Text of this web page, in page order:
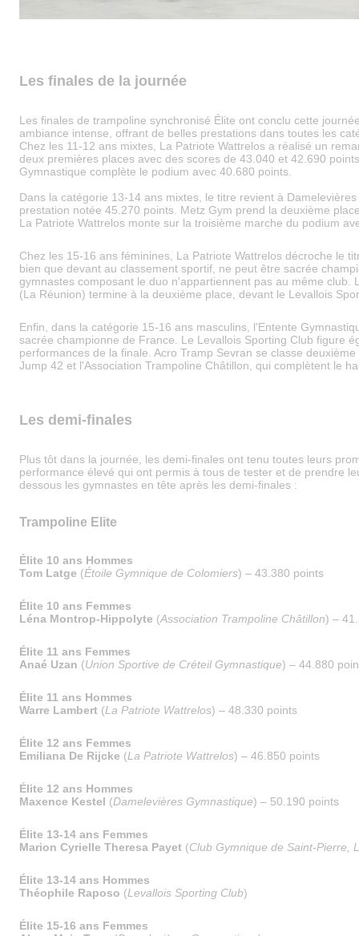
Les finales de la journée
Les finales de trampoline synchronisé Élite ont conclu cette
ambiance intense, offrant de belles prestations dans toutes les
Chez les 11-12 ans mixtes, La Patriote Wattrelos a réalisé un
deux premières places avec des scores de 43.040 et 42.690
Gymnastique complète le podium avec 40.680 points.
Dans la catégorie 13-14 ans mixtes, le titre revient à
prestation notée 45.270 points. Metz Gym prend la deuxième
La Patriote Wattrelos monte sur la troisième marche du podium
Chez les 15-16 ans féminines, La Patriote Wattrelos décroche le
bien que devant au classement sportif, ne peut être sacrée
gymnastes composant le duo n'appartiennent pas au même club.
(La Réunion) termine à la deuxième place, devant le Levallois
Enfin, dans la catégorie 15-16 ans masculins, l'Entente
sacrée championne de France. Le Levallois Sporting Club figure
performances de la finale. Acro Tramp Sevran se classe
Jump 42 et l'Association Trampoline Châtillon, qui complètent le
Les demi-finales
Plus tôt dans la journée, les demi-finales ont tenu toutes leurs
performance élevé qui ont permis à tous de tester et de prendre
dessous les gymnastes en tête après les demi-finales :
Trampoline Elite
Élite 10 ans Hommes
Tom Latge (Étoile Gymnique de Colomiers) – 43.380 points
Élite 10 ans Femmes
Léna Montrop-Hippolyte (Association Trampoline Châtillon) –
Élite 11 ans Femmes
Anaé Uzan (Union Sportive de Créteil Gymnastique) – 44.880
Élite 11 ans Hommes
Warre Lambert (La Patriote Wattrelos) – 48.330 points
Élite 12 ans Femmes
Emiliana De Rijcke (La Patriote Wattrelos) – 46.850 points
Élite 12 ans Hommes
Maxence Kestel (Damelevières Gymnastique) – 50.190 points
Élite 13-14 ans Femmes
Marion Cyrielle Theresa Payet (Club Gymnique de Saint-Pierre,
Élite 13-14 ans Hommes
Théophile Raposo (Levallois Sporting Club)
Élite 15-16 ans Femmes